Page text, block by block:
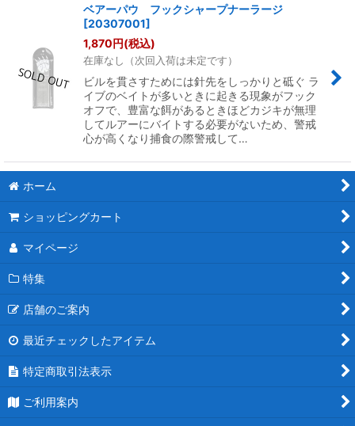
ベアーパウ フックシャープナーラージ
[20307001]
1,870円(税込)
在庫なし（次回入荷は未定です）
ビルを貫さすためには針先をしっかりと砥ぐ ラ
イブのベイトが多いときに起きる現象がフック
オフで、豊富な餌があるときほどカジキが無理
してルアーにバイトする必要がないため、警戒
心が高くなり捕食の際警戒して…
ホーム
ショッピングカート
マイページ
特集
店舗のご案内
最近チェックしたアイテム
特定商取引法表示
ご利用案内